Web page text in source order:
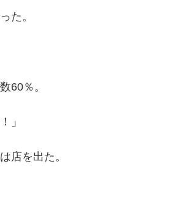
た。
60％。
」
店を出た。